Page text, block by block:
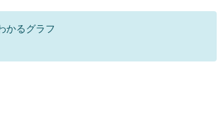
かるグラフ